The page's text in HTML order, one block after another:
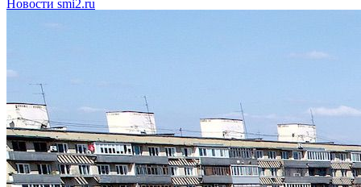
Новости smi2.ru